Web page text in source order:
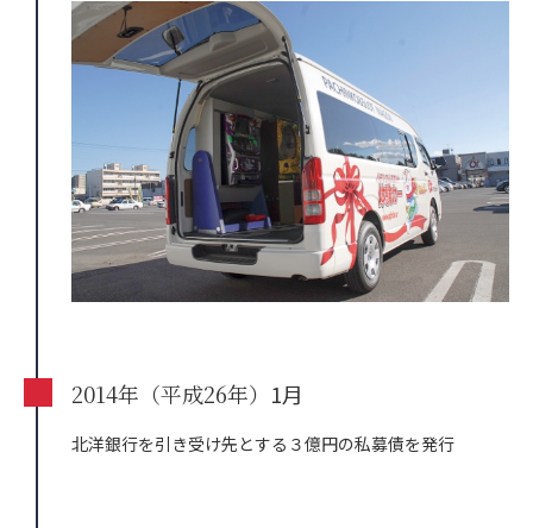
2014年（平成26年） 1月
北洋銀行を引き受け先とする３億円の私募債を発行